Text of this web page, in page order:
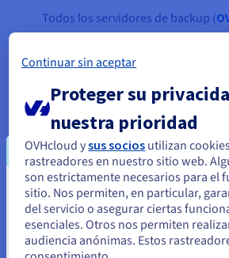
Todos los servidores de backup (
Storage Servers) y los servidores
secundarios (OVHcloud SSD VPS
para garantizar una redundancia
cuenta de hosting de cPanel se
automáticamente a diario,
copia de seguridad durante siete
algunos usuarios finales
mecanismos de backup, que la
Touchstone puede alojar
de desarrollo de los usuarios
descargar directamente todos los
Parece que está
Unidos
Si quiere hacer un pedido desde Estados
Continuar sin aceptar
Proteger su
nuestra prioridad
OVHcloud ysus socios utilizan
rastreadores en nuestro sitio web.
son estrictamente necesarios para el
sitio. Nos permiten, en particular,
del servicio o asegurar ciertas
esenciales. Otros nos permiten
audiencia anónimas. Estos